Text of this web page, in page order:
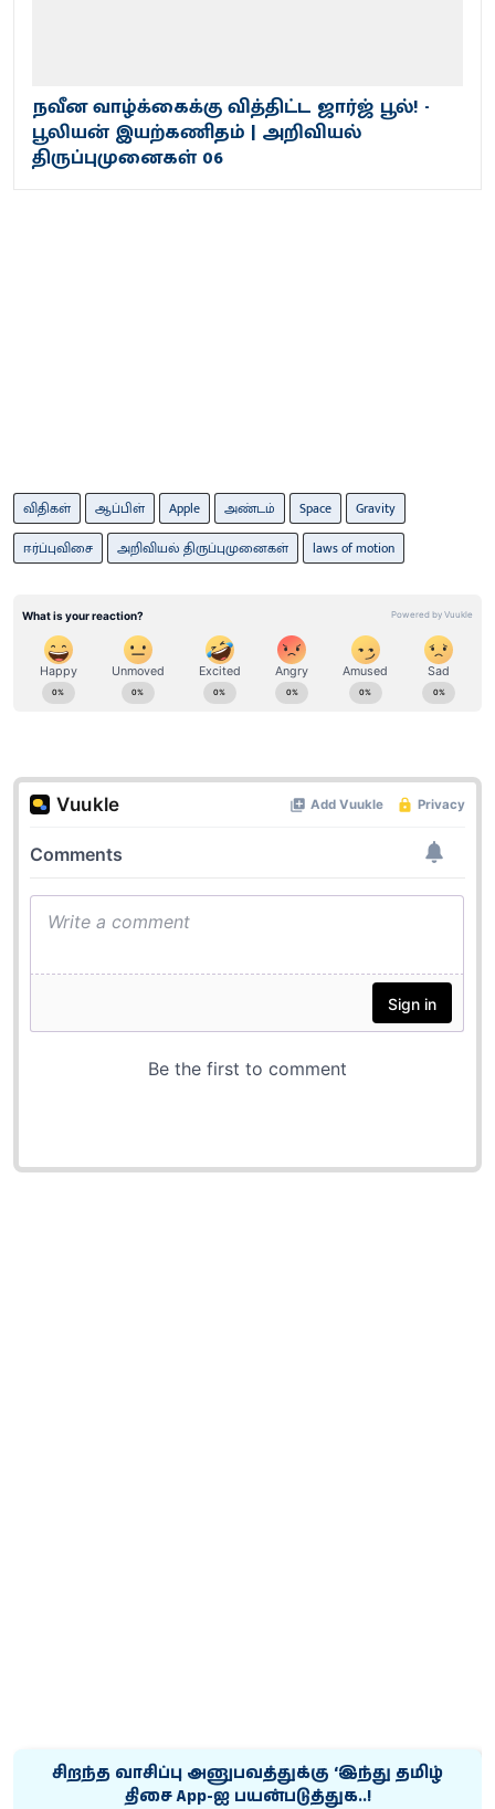
நவீன வாழ்க்கைக்கு வித்திட்ட ஜார்ஜ் பூல்! -
பூலியன் இயற்கணிதம் | அறிவியல்
திருப்புமுனைகள் 06
விதிகள் ஆப்பிள் Apple அண்டம் Space
Gravity
ஈர்ப்புவிசை
அறிவியல் திருப்புமுனைகள் laws of motion
சிறந்த வாசிப்பு அனுபவத்துக்கு ‘இந்து தமிழ்
திசை App-ஐ பயன்படுத்துக..!